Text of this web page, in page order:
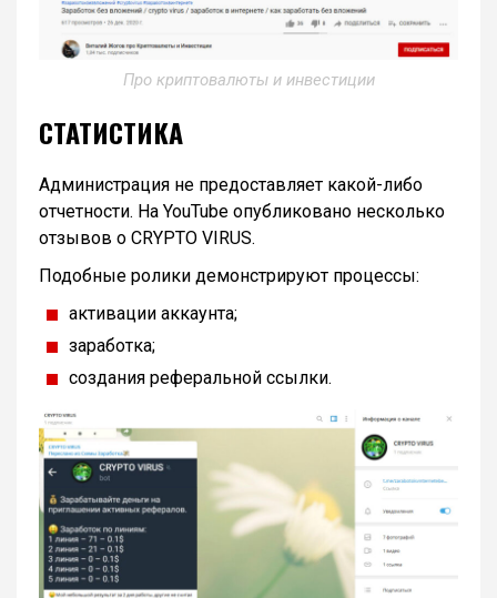
Про криптовалюты и инвестиции
СТАТИСТИКА
Администрация не предоставляет какой-либо
отчетности. На YouTube опубликовано несколько
отзывов о CRYPTO VIRUS.
Подобные ролики демонстрируют процессы:
активации аккаунта;
заработка;
создания реферальной ссылки.